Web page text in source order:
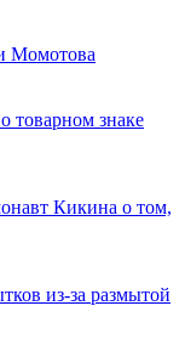
Момотова
товарном знаке
Кикина о том,
из-за размытой